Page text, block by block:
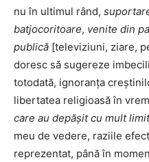
nu în ultimul rând,
batjocoritoare, venite din
publică [televiziuni, ziare,
doresc să sugereze
totodată, ignoranța
libertatea religioasă în
care au depășit cu mult
meu de vedere, raziile
reprezentat, până în